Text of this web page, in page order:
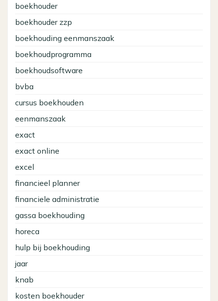
boekhouder
boekhouder zzp
boekhouding eenmanszaak
boekhoudprogramma
boekhoudsoftware
bvba
cursus boekhouden
eenmanszaak
exact
exact online
excel
financieel planner
financiele administratie
gassa boekhouding
horeca
hulp bij boekhouding
jaar
knab
kosten boekhouder